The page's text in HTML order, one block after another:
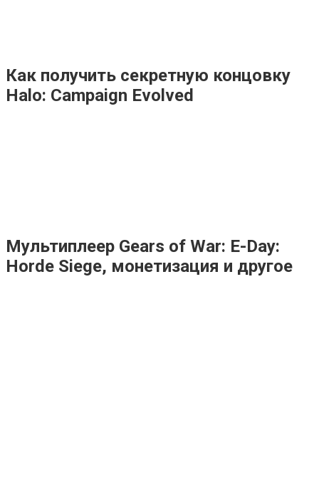
Как получить секретную концовку
Halo: Campaign Evolved
Мультиплеер Gears of War: E-Day:
Horde Siege, монетизация и другое